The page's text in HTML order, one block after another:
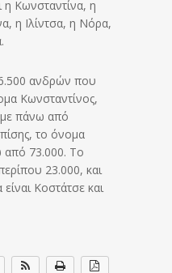
η Κωνσταντίνα, η
η Ιλίντσα, η Νόρα,
ανδρών που
Κωνσταντίνος,
με πάνω από
το όνομα
73.000. Το
23.000, και
Κοστάτσε και